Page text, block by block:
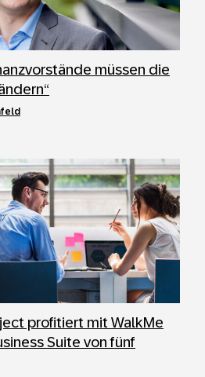
müssen die
profitiert mit WalkMe
Suite von fünf